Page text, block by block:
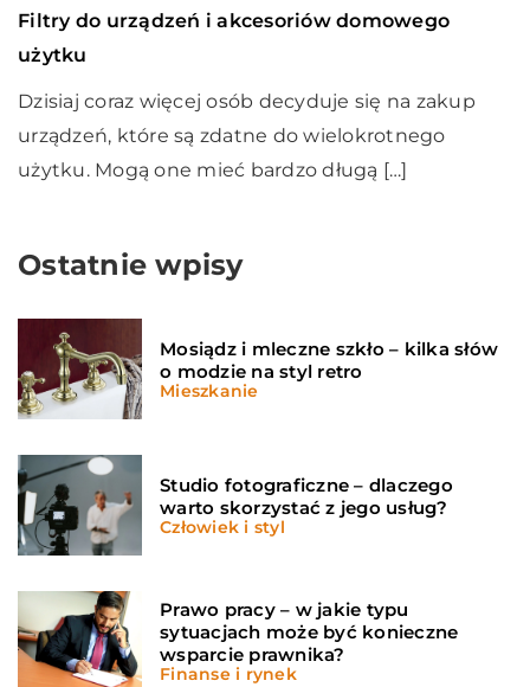
Filtry do urządzeń i akcesoriów domowego
użytku
Dzisiaj coraz więcej osób decyduje się na zakup
urządzeń, które są zdatne do wielokrotnego
użytku. Mogą one mieć bardzo długą […]
Ostatnie wpisy
Mosiądz i mleczne szkło – kilka słów
o modzie na styl retro
Mieszkanie
Studio fotograficzne – dlaczego
warto skorzystać z jego usług?
Człowiek i styl
Prawo pracy – w jakie typu
sytuacjach może być konieczne
wsparcie prawnika?
Finanse i rynek